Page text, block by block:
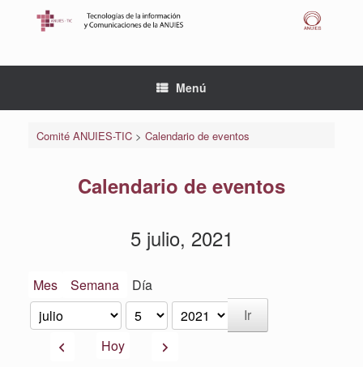
Menú
Comité ANUIES-TIC> Calendario de eventos
Calendario de eventos
5 julio, 2021
Mes Semana Día
Mes
Día
Año
AnteriorHoy Siguiente